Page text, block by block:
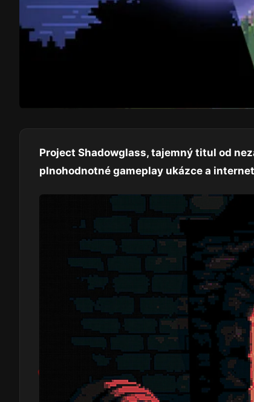
Project Shadowglass, tajemný titul od
plnohodnotné gameplay ukázce a